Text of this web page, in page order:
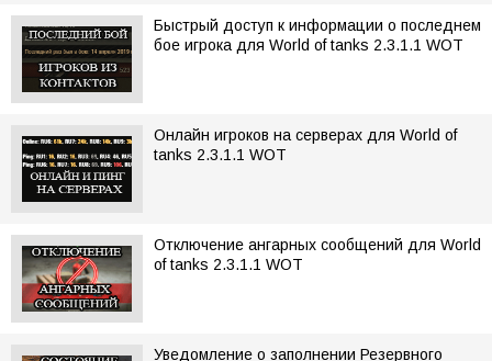
Быстрый доступ к информации о последнем
бое игрока для World of tanks 2.3.1.1 WOT
Онлайн игроков на серверах для World of
tanks 2.3.1.1 WOT
Отключение ангарных сообщений для World
of tanks 2.3.1.1 WOT
Уведомление о заполнении Резервного